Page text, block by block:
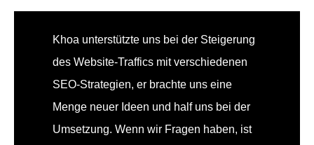
Khoa unterstützte uns bei der Steigerung
des Website-Traffics mit verschiedenen
SEO-Strategien, er brachte uns eine
Menge neuer Ideen und half uns bei der
Umsetzung. Wenn wir Fragen haben, ist